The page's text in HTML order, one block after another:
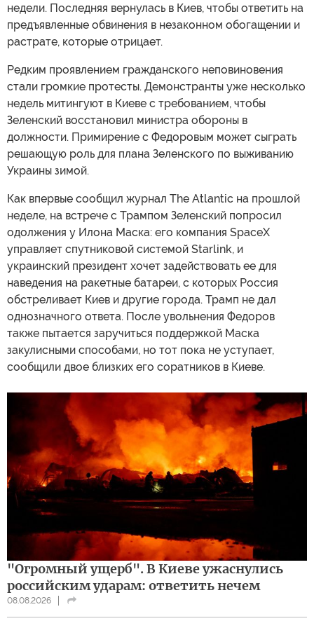
недели. Последняя вернулась в Киев, чтобы ответить на
предъявленные обвинения в незаконном обогащении и
растрате, которые отрицает.
Редким проявлением гражданского неповиновения
стали громкие протесты. Демонстранты уже несколько
недель митингуют в Киеве с требованием, чтобы
Зеленский восстановил министра обороны в
должности. Примирение с Федоровым может сыграть
решающую роль для плана Зеленского по выживанию
Украины зимой.
Как впервые сообщил журнал The Atlantic на прошлой
неделе, на встрече с Трампом Зеленский попросил
одолжения у Илона Маска: его компания SpaceX
управляет спутниковой системой Starlink, и
украинский президент хочет задействовать ее для
наведения на ракетные батареи, с которых Россия
обстреливает Киев и другие города. Трамп не дал
однозначного ответа. После увольнения Федоров
также пытается заручиться поддержкой Маска
закулисными способами, но тот пока не уступает,
сообщили двое близких его соратников в Киеве.
"Огромный ущерб". В Киеве ужаснулись
российским ударам: ответить нечем
08.08.2026